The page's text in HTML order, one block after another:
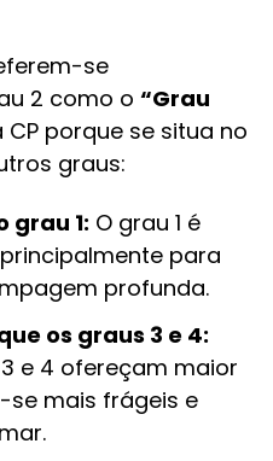
se
2 como o “Grau
porque se situa no
graus:
grau 1: O grau 1 é
para
profunda.
os graus 3 e 4:
e 4 ofereçam maior
se mais frágeis e